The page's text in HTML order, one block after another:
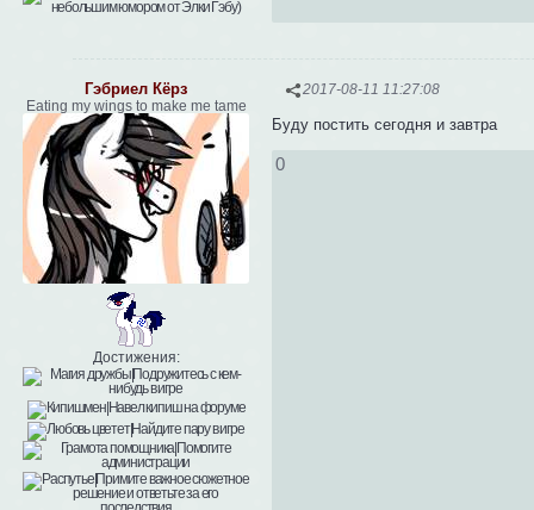
2017-08-11 11:27:08
Гэбриел Кёрз
Eating my wings to make me tame
Достижения:
Буду постить сегодня и завтра
0